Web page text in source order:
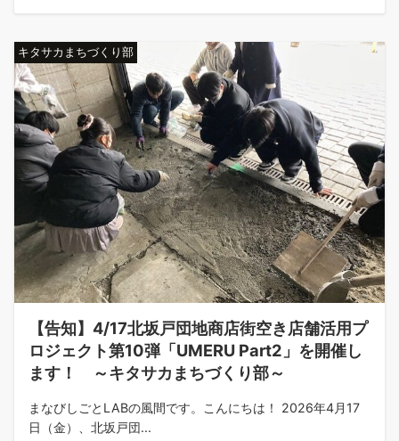
キタサカまちづくり部
【告知】4/17北坂戸団地商店街空き店舗活用プ
ロジェクト第10弾「UMERU Part2」を開催し
ます！ ～キタサカまちづくり部～
まなびしごとLABの風間です。こんにちは！ 2026年4月17
日（金）、北坂戸団...